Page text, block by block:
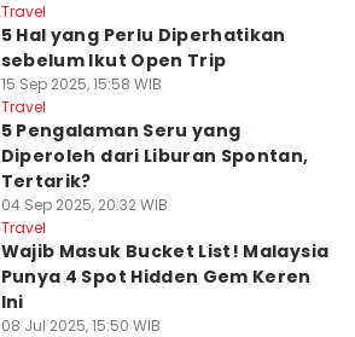
Travel
5 Hal yang Perlu Diperhatikan
sebelum Ikut Open Trip
15 Sep 2025, 15:58 WIB
Travel
5 Pengalaman Seru yang
Diperoleh dari Liburan Spontan,
Tertarik?
04 Sep 2025, 20:32 WIB
Travel
Wajib Masuk Bucket List! Malaysia
Punya 4 Spot Hidden Gem Keren
Ini
08 Jul 2025, 15:50 WIB